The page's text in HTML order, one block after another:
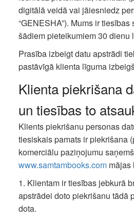
digitālā veidā vai jāiesniedz
“GENESHA”). Mums ir
šādiem pieteikumiem 30 dienu
Prasība izbeigt datu apstrādi
pastāvīgā klienta līguma
Klienta piekrišana
un tiesības to
Klients piekrišanu personas
tiesiskais pamats ir piekrišana
komerciālu paziņojumu
www.samtambooks.commājas
1. Klientam ir tiesības jebkurā
apstrādei doto piekrišanu tādā
dota.